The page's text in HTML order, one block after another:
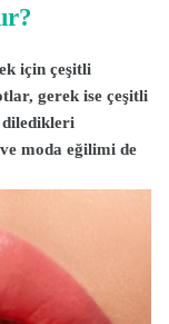
için çeşitli
gerek ise çeşitli
diledikleri
moda eğilimi de